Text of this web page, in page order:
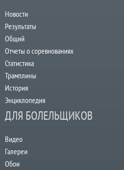
Новости
Результаты
Общий
Отчеты о соревнованиях
Статистика
Трамплины
История
Энциклопедия
ДЛЯ БОЛЕЛЬЩИКОВ
Видео
Галереи
Обои